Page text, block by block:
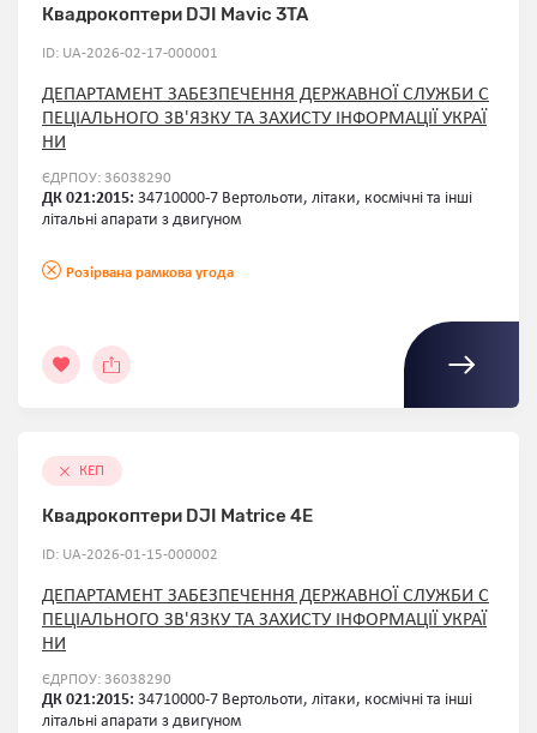
Квадрокоптери DJI Mavic 3TA
ID: UA-2026-02-17-000001
ДЕПАРТАМЕНТ ЗАБЕЗПЕЧЕННЯ ДЕРЖАВНОЇ СЛУЖБИ С
ПЕЦІАЛЬНОГО ЗВ'ЯЗКУ ТА ЗАХИСТУ ІНФОРМАЦІЇ УКРАЇ
НИ
ЄДРПОУ: 36038290
ДК 021:2015: 34710000-7 Вертольоти, літаки, космічні та інші
літальні апарати з двигуном
Розірвана рамкова угода
КЕП
Квадрокоптери DJI Matrice 4E
ID: UA-2026-01-15-000002
ДЕПАРТАМЕНТ ЗАБЕЗПЕЧЕННЯ ДЕРЖАВНОЇ СЛУЖБИ С
ПЕЦІАЛЬНОГО ЗВ'ЯЗКУ ТА ЗАХИСТУ ІНФОРМАЦІЇ УКРАЇ
НИ
ЄДРПОУ: 36038290
ДК 021:2015: 34710000-7 Вертольоти, літаки, космічні та інші
літальні апарати з двигуном